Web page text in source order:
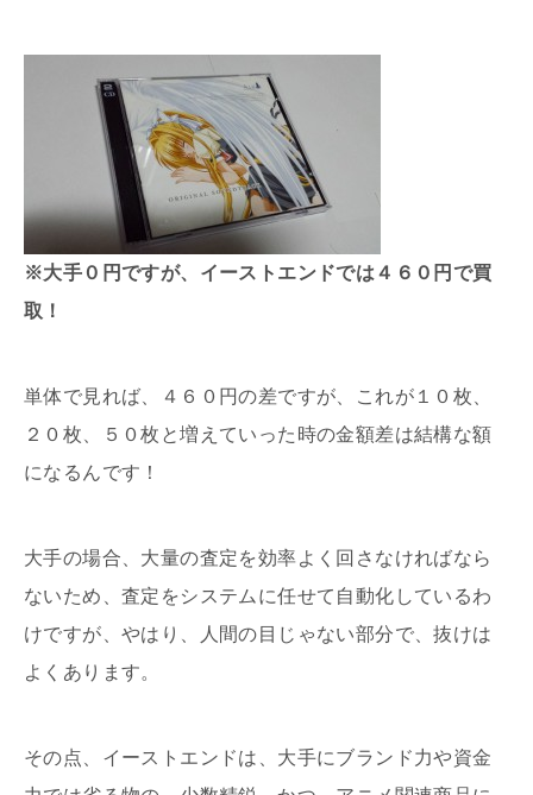
※大手０円ですが、イーストエンドでは４６０円で買
取！
単体で見れば、４６０円の差ですが、これが１０枚、
２０枚、５０枚と増えていった時の金額差は結構な額
になるんです！
大手の場合、大量の査定を効率よく回さなければなら
ないため、査定をシステムに任せて自動化しているわ
けですが、やはり、人間の目じゃない部分で、抜けは
よくあります。
その点、イーストエンドは、大手にブランド力や資金